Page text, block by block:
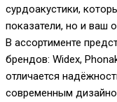
сурдоакустики,
показатели, но и ваш
В ассортименте
брендов: Widex,
отличается
современным